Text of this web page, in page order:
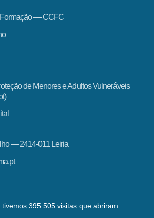
— CCFC
de Menores e Adultos Vulneráveis
— 2414-011 Leiria
395.505 visitas que abriram